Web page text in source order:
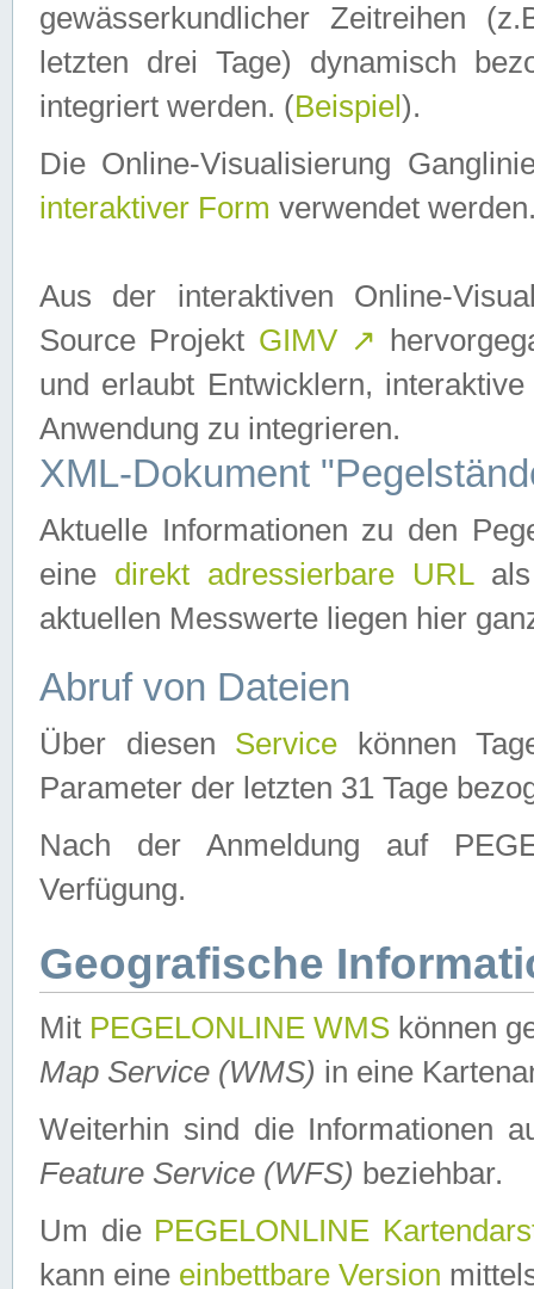
gewässerkundlicher Zeitreihen
letzten drei Tage) dynamisch
integriert werden. (Beispiel ).
Die Online-Visualisierung
interaktiver Form verwendet
Aus der interaktiven Online-
Source Projekt GIMV ↗
und erlaubt Entwicklern,
Anwendung zu integrieren.
XML-Dokument
Aktuelle Informationen zu den
eine direkt adressierbare URLals
aktuellen Messwerte liegen hier
Abruf von Dateien
Über diesen Service können
Parameter der letzten 31 Tage
Nach der Anmeldung auf
Verfügung.
Geografische
Mit PEGELONLINE WMS können
Map Service (WMS) in eine
Weiterhin sind die Informationen
Feature Service (WFS) beziehbar.
Um die PEGELONLINE
kann eine einbettbare Version